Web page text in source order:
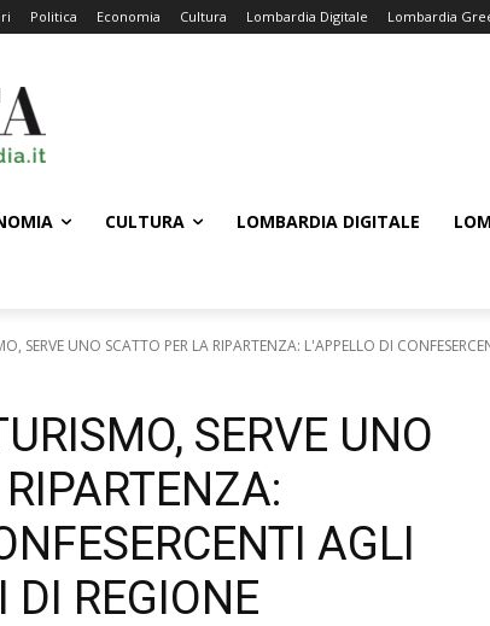
Politica Economia Cultura Lombardia Digitale Lombardia
CULTURA LOMBARDIA DIGITALE
SERVE UNO SCATTO PER LA RIPARTENZA: L'APPELLO DI
SERVE UNO
AGLI
DI REGIONE